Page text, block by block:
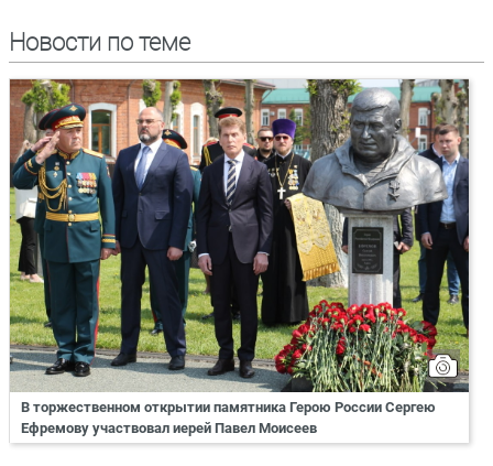
Новости по теме
В торжественном открытии памятника Герою России Сергею
Ефремову участвовал иерей Павел Моисеев